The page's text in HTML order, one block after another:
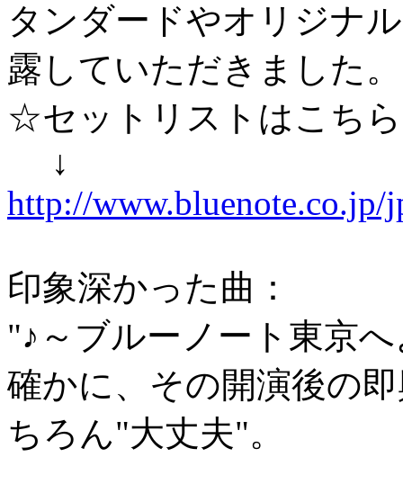
タンダードやオリジナ
露していただきました。
☆セットリストはこち
↓
http://www.bluenote.co.jp/
印象深かった曲：
"♪～ブルーノート東京
確かに、その開演後の
ちろん"大丈夫"。